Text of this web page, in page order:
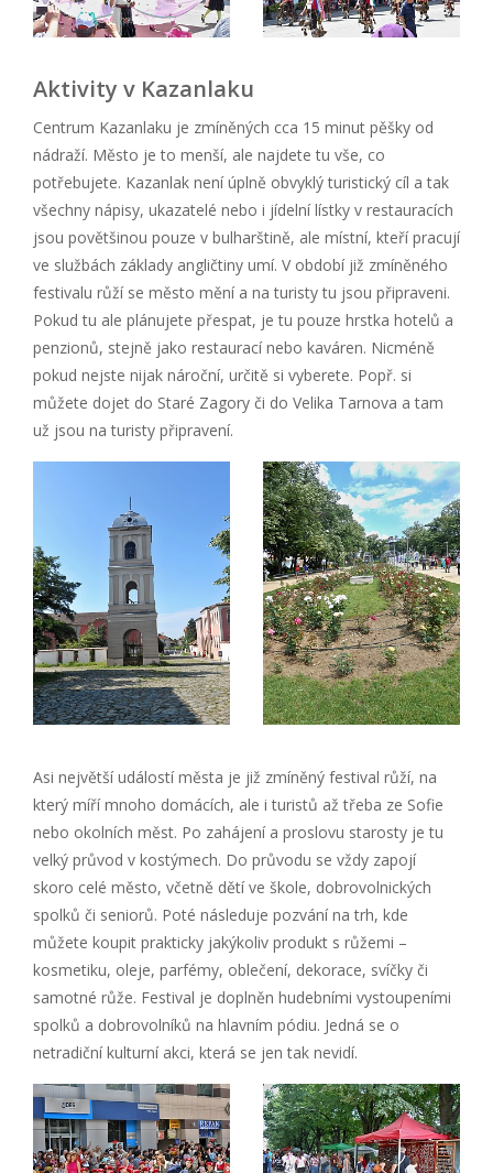
Aktivity v Kazanlaku
Centrum Kazanlaku je zmíněných cca 15 minut pěšky od
nádraží. Město je to menší, ale najdete tu vše, co
potřebujete. Kazanlak není úplně obvyklý turistický cíl a tak
všechny nápisy, ukazatelé nebo i jídelní lístky v restauracích
jsou povětšinou pouze v bulharštině, ale místní, kteří pracují
ve službách základy angličtiny umí. V období již zmíněného
festivalu růží se město mění a na turisty tu jsou připraveni.
Pokud tu ale plánujete přespat, je tu pouze hrstka hotelů a
penzionů, stejně jako restaurací nebo kaváren. Nicméně
pokud nejste nijak nároční, určitě si vyberete. Popř. si
můžete dojet do Staré Zagory či do Velika Tarnova a tam
už jsou na turisty připravení.
Asi největší událostí města je již zmíněný festival růží, na
který míří mnoho domácích, ale i turistů až třeba ze Sofie
nebo okolních měst. Po zahájení a proslovu starosty je tu
velký průvod v kostýmech. Do průvodu se vždy zapojí
skoro celé město, včetně dětí ve škole, dobrovolnických
spolků či seniorů. Poté následuje pozvání na trh, kde
můžete koupit prakticky jakýkoliv produkt s růžemi –
kosmetiku, oleje, parfémy, oblečení, dekorace, svíčky či
samotné růže. Festival je doplněn hudebními vystoupeními
spolků a dobrovolníků na hlavním pódiu. Jedná se o
netradiční kulturní akci, která se jen tak nevidí.